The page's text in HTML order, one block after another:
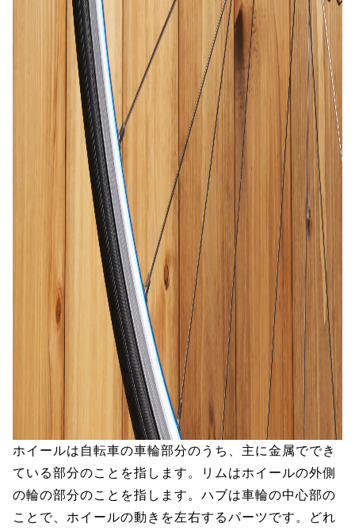
ホイールは自転車の車輪部分のうち、主に金属ででき
ている部分のことを指します。リムはホイールの外側
の輪の部分のことを指します。ハブは車輪の中心部の
ことで、ホイールの動きを左右するパーツです。どれ